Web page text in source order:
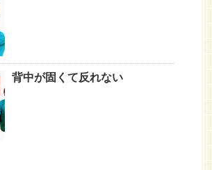
背中が固くて反れない